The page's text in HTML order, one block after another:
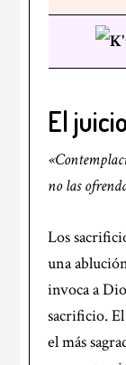
El
no las
Los
una
invoca a
sacrificio.
el más